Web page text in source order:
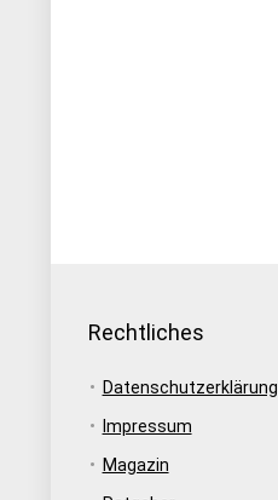
Rechtliches
Datenschutzerklärung
Impressum
Magazin